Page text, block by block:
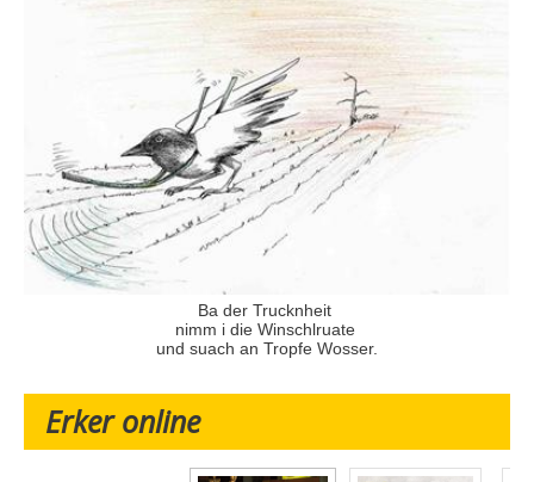
Ba der Trucknheit
nimm i die Winschlruate
und suach an Tropfe Wosser.
Erker online